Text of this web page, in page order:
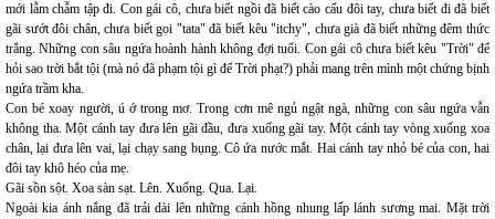
mới lẫm chẫm tập đi. Con gái cô, chưa biết ngồi đã biết cào cấu đôi tay, chưa biết đi đã biết
gãi sướt đôi chân, chưa biết gọi "tata" đã biết kêu "itchy", chưa già đã biết những đêm thức
trắng. Những con sâu ngứa hoành hành không đợi tuổi. Con gái cô chưa biết kêu "Trời" để
hỏi sao trời bắt tội (mà nó đã phạm tội gì để Trời phạt?) phải mang trên mình một chứng bịnh
ngứa trầm kha.
Con bé xoay người, ú ớ trong mơ. Trong cơn mê ngủ ngật ngà, những con sâu ngứa vẫn
không tha. Một cánh tay đưa lên gãi đầu, đưa xuống gãi tay. Một cánh tay vòng xuống xoa
chân, lại đưa lên vai, lại chạy sang bụng. Cô ứa nước mắt. Hai cánh tay nhỏ bé của con, hai
đôi tay khô héo của mẹ.
Gãi sồn sột. Xoa sàn sạt. Lên. Xuống. Qua. Lại.
Ngoài kia ánh nắng đã trải dài lên những cánh hồng nhung lấp lánh sương mai. Mặt trời